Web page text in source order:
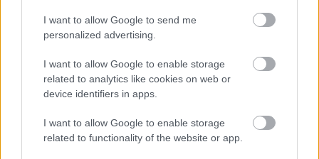
I want to allow Google to send me
personalized advertising.
I want to allow Google to enable storage
related to analytics like cookies on web or
device identifiers in apps.
I want to allow Google to enable storage
related to functionality of the website or app.
10
8
2
10